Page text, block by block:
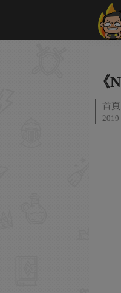
《
首頁